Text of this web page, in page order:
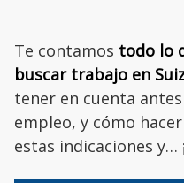
Te contamos todo lo
buscar trabajo en
tener en cuenta
empleo, y cómo
estas indicaciones y…